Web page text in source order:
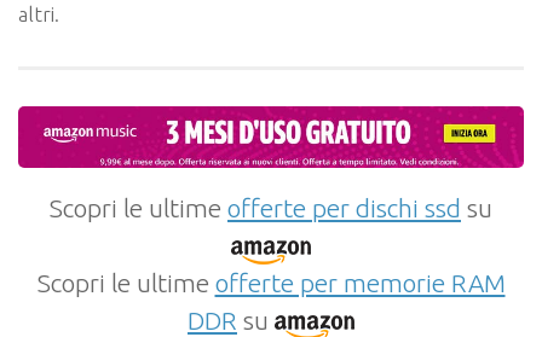
altri.
Scopri le ultime offerte per dischi ssd su
Scopri le ultime offerte per memorie RAM
DDR su